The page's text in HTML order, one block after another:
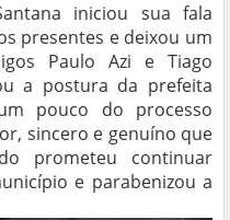
iniciou sua fala
presentes e deixou um
Paulo Azi e Tiago
a postura da prefeita
pouco do processo
sincero e genuíno que
prometeu continuar
e parabenizou a